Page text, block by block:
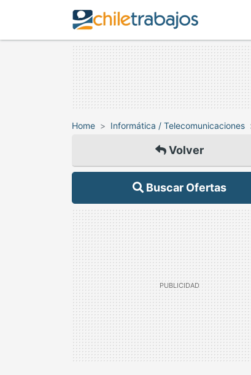
Home Informática / Telecomunicaciones
Volver
Buscar Ofertas